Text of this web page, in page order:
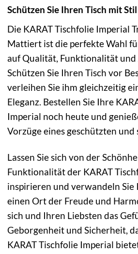
Schützen Sie Ihren Tisch mit
Die KARAT Tischfolie Imperial
Mattiert ist die perfekte Wahl
auf Qualität, Funktionalität und
Schützen Sie Ihren Tisch vor
verleihen Sie ihm gleichzeitig
Eleganz. Bestellen Sie Ihre
Imperial noch heute und
Vorzüge eines geschützten und
Lassen Sie sich von der
Funktionalität der KARAT
inspirieren und verwandeln Sie
einen Ort der Freude und
sich und Ihren Liebsten das
Geborgenheit und Sicherheit,
KARAT Tischfolie Imperial